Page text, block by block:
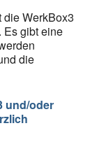
WerkBox3
Es gibt eine
die
und/oder